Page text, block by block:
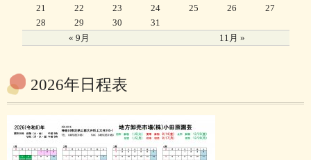
« 9月 11月 »
21
22 23 24 25 26
27
28
29 30 31
2026年日程表